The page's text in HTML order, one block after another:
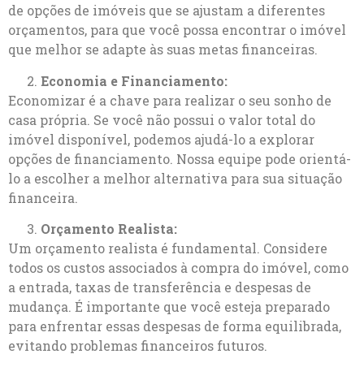
de opções de imóveis que se ajustam a diferentes
orçamentos, para que você possa encontrar o imóvel
que melhor se adapte às suas metas financeiras.
Economia e Financiamento:
Economizar é a chave para realizar o seu sonho de
casa própria. Se você não possui o valor total do
imóvel disponível, podemos ajudá-lo a explorar
opções de financiamento. Nossa equipe pode orientá-
lo a escolher a melhor alternativa para sua situação
financeira.
Orçamento Realista:
Um orçamento realista é fundamental. Considere
todos os custos associados à compra do imóvel, como
a entrada, taxas de transferência e despesas de
mudança. É importante que você esteja preparado
para enfrentar essas despesas de forma equilibrada,
evitando problemas financeiros futuros.